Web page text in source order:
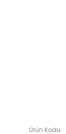
Ürün Kodu: